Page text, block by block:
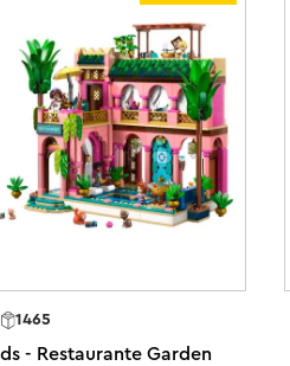
ampliar e girar os modelos,
constroem.
faz de conta – Este Carro de
mais vem com 2 minibonecas,
conta
o veículo e, em seguida,
na estrada, incluindo o
oportunidades de criar suas
1465
- Restaurante Garden